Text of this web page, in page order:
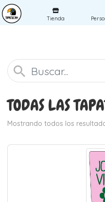
Tienda
TODAS LAS
Mostrando todos los